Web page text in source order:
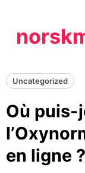
content
Uncategorized
Où puis-
en ligne ?